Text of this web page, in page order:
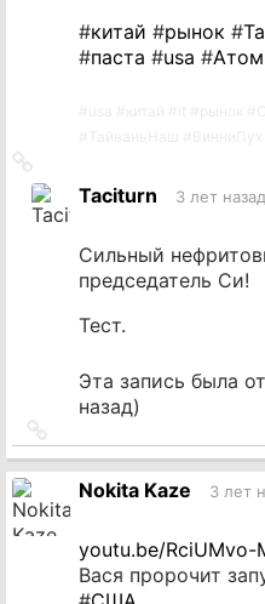
#китай #рынок #
#паста #usa #
на
источникTaciturn 3 лет назад
Сильный
председатель Си!
Тест.
Эта запись была
назад)
на
источник
Nokita Kaze 3 лет
youtu.be/RciUMvo-
Вася пророчит